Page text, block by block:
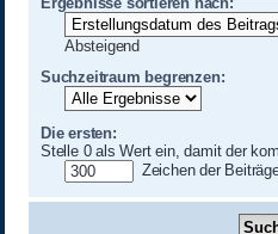
Absteigend
Suchzeitraum begrenzen:
Die ersten:
Stelle 0 als Wert ein, damit der
Zeichen der